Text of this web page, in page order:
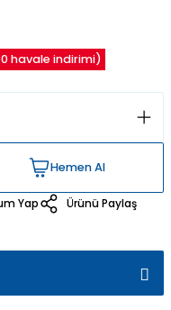
havale indirimi)
Hemen Al
Hemen Al
Yap
Ürünü Paylaş